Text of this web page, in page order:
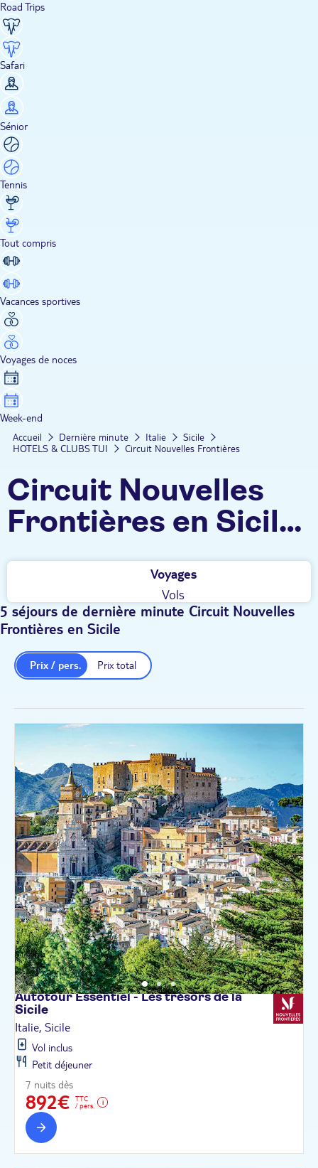
Road Trips
Safari
Sénior
Tennis
Tout compris
Vacances sportives
Voyages de noces
Week-end
Accueil Dernière minute Italie
Sicile
HOTELS & CLUBS TUI
Circuit Nouvelles Frontières
Circuit Nouvelles
Frontières en Sicile
dernière minute
Voyages
Vols
5 séjours de dernière minute Circuit Nouvelles
Frontières en Sicile
Prix total
Prix / pers.
Autotour Essentiel - Les trésors de la
Sicile
Italie, Sicile
Vol inclus
Petit déjeuner
7 nuits dès
892€
TTC
/ pers.